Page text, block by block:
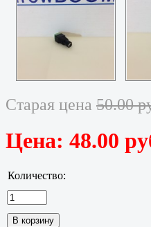
Старая цена 50.00
Цена: 48.00
Количество: